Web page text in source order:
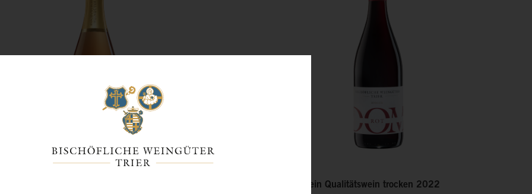
DOM Rotwein Qualitätswein trocken 2022